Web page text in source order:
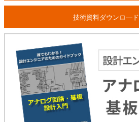
技術資料ダウンロ―ド